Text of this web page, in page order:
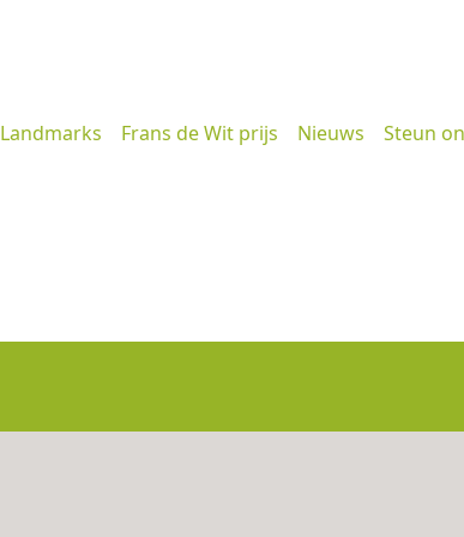
Landmarks Frans de Wit prijs Nieuws Steun